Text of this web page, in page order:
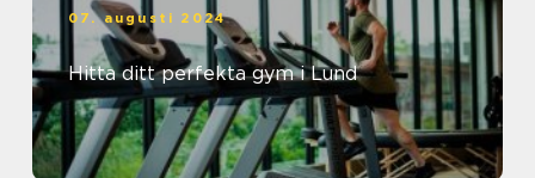
07. augusti 2024
Hitta ditt perfekta gym i Lund